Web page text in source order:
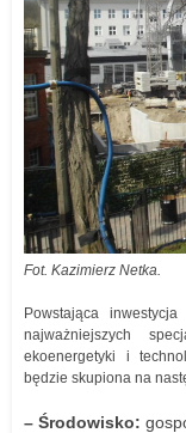
Fot. Kazimierz Netka.
Powstająca
najważniejszych
ekoenergetyki i
będzie skupiona na
– Środowisko: